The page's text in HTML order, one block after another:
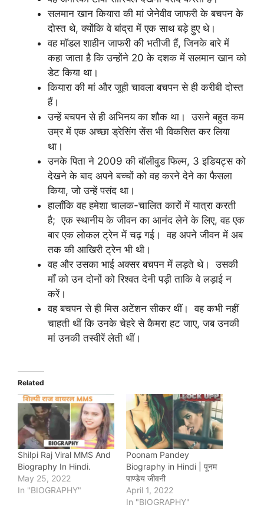
सलमान खान कियारा की मां जेनेवीव जाफरी के बचपन के
दोस्त थे, क्योंकि वे बांद्रा में एक साथ बड़े हुए थे।
वह मॉडल शाहीन जाफरी की भतीजी हैं, जिनके बारे में
कहा जाता है कि उन्होंने 20 के दशक में सलमान खान को
डेट किया था।
कियारा की मां और जूही चावला बचपन से ही करीबी दोस्त
हैं।
उन्हें बचपन से ही अभिनय का शौक था। उसने बहुत कम
उम्र में एक अच्छा ड्रेसिंग सेंस भी विकसित कर लिया
था।
उनके पिता ने 2009 की बॉलीवुड फिल्म, 3 इडियट्स को
देखने के बाद अपने बच्चों को वह करने देने का फैसला
किया, जो उन्हें पसंद था।
हालाँकि वह हमेशा चालक-चालित कारों में यात्रा करती
है; एक स्थानीय के जीवन का आनंद लेने के लिए, वह एक
बार एक लोकल ट्रेन में चढ़ गई। वह अपने जीवन में अब
तक की आखिरी ट्रेन भी थी।
वह और उसका भाई अक्सर बचपन में लड़ते थे। उसकी
माँ को उन दोनों को रिश्वत देनी पड़ी ताकि वे लड़ाई न
करें।
वह बचपन से ही मिस अटेंशन सीकर थीं। वह कभी नहीं
चाहती थीं कि उनके चेहरे से कैमरा हट जाए, जब उनकी
मां उनकी तस्वीरें लेती थीं।
Related
Shilpi Raj Viral MMS And
Biography In Hindi.
May 25, 2022
In "BIOGRAPHY"
Poonam Pandey
Biography in Hindi | पूनम
पाण्डेय जीवनी
April 1, 2022
In "BIOGRAPHY"